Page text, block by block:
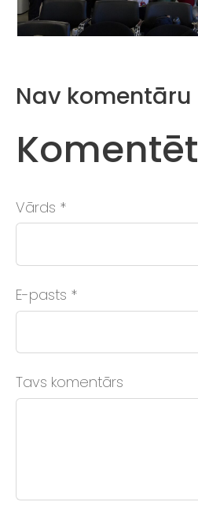
Nav komentāru
Komentēt
Vārds *
E-pasts *
Tavs komentārs